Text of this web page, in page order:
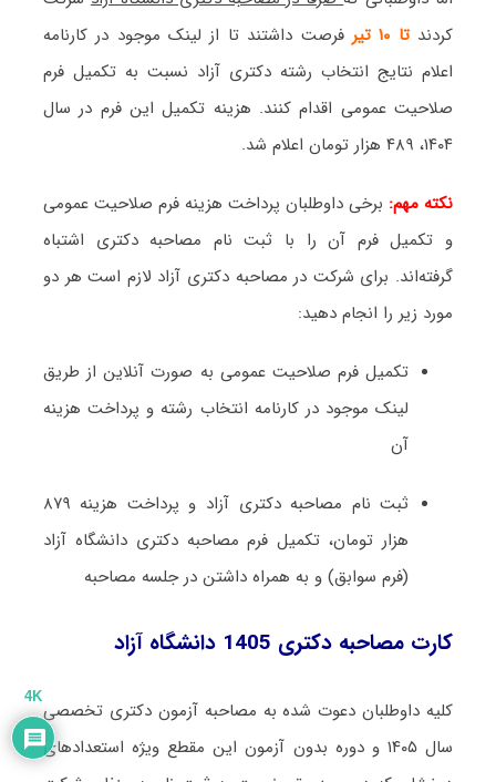
کردندتا ۱۰ تیر
فرصت داشتند تا از لینک موجود در کارنامه
اعلام نتایج انتخاب رشته دکتری آزاد نسبت به تکمیل فرم
صلاحیت عمومی اقدام کنند. هزینه تکمیل این فرم در سال
۱۴۰۴، ۴۸۹ هزار تومان اعلام شد.
نکته مهم: برخی داوطلبان پرداخت هزینه فرم صلاحیت عمومی
و تکمیل فرم آن را با ثبت نام مصاحبه دکتری اشتباه
گرفته‌اند. برای شرکت در مصاحبه دکتری آزاد لازم است هر دو
مورد زیر را انجام دهید:
تکمیل فرم صلاحیت عمومی به صورت آنلاین از طریق
لینک موجود در کارنامه انتخاب رشته و پرداخت هزینه
آن
ثبت نام مصاحبه دکتری آزاد و پرداخت هزینه ۸۷۹
هزار تومان، تکمیل فرم مصاحبه دکتری دانشگاه آزاد
(فرم سوابق)‌ و به همراه داشتن در جلسه مصاحبه
کارت مصاحبه دکتری 1405 دانشگاه آزاد
کلیه داوطلبان دعوت شده به مصاحبه آزمون دکتری تخصصی
سال ۱۴۰۵ و دوره بدون آزمون این مقطع ویژه استعدادهای
4K